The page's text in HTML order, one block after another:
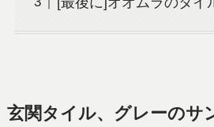
玄関タイル、グレーのサ